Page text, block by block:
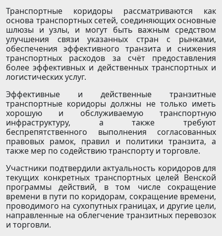
Транспортные коридоры рассматриваются как
основа транспортных сетей, соединяющих основные
шлюзы и узлы, и могут быть важным средством
улучшения связи указанных стран с рынками,
обеспечения эффективного транзита и снижения
транспортных расходов за счёт предоставления
более эффективных и действенных транспортных и
логистических услуг.
Эффективные и действенные транзитные
транспортные коридоры должны не только иметь
хорошую и обслуживаемую транспортную
инфраструктуру, а также требуют
беспрепятственного выполнения согласованных
правовых рамок, правил и политики транзита, а
также мер по содействию транспорту и торговле.
Участники подтвердили актуальность коридоров для
текущих конкретных транспортных целей Венской
программы действий, в том числе сокращение
времени в пути по коридорам, сокращение времени,
проводимого на сухопутных границах, и другие цели,
направленные на облегчение транзитных перевозок
и торговли.